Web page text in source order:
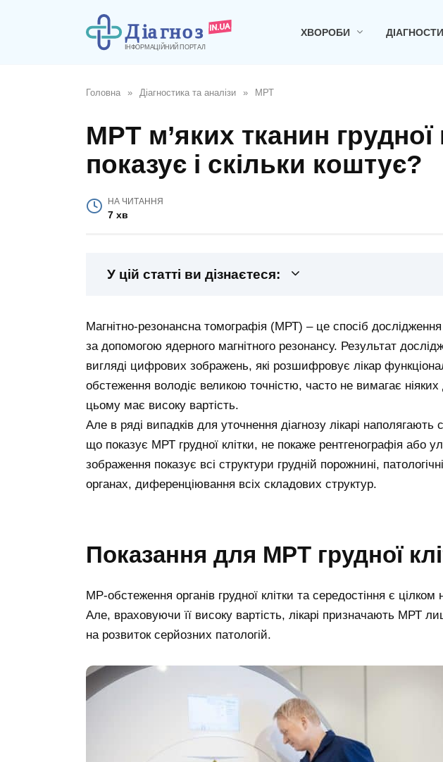
ХВОРОБИ
Головна » Діагностика та аналізи » МРТ
МРТ м’яких тканин грудної
показує і скільки коштує?
НА ЧИТАННЯ
7 хв
У цій статті ви дізнаєтеся:
Магнітно-резонансна томографія (МРТ) – це спосіб дослідження
за допомогою ядерного магнітного резонансу. Результат
вигляді цифрових зображень, які розшифровує лікар
обстеження володіє великою точністю, часто не вимагає ніяких
цьому має високу вартість.
Але в ряді випадків для уточнення діагнозу лікарі
що показує МРТ грудної клітки, не покаже рентгенографія або
зображення показує всі структури грудній порожнині,
органах, диференціювання всіх складових структур.
Показання для МРТ грудної
МР-обстеження органів грудної клітки та середостіння є
Але, враховуючи її високу вартість, лікарі призначають МРТ
на розвиток серйозних патологій.